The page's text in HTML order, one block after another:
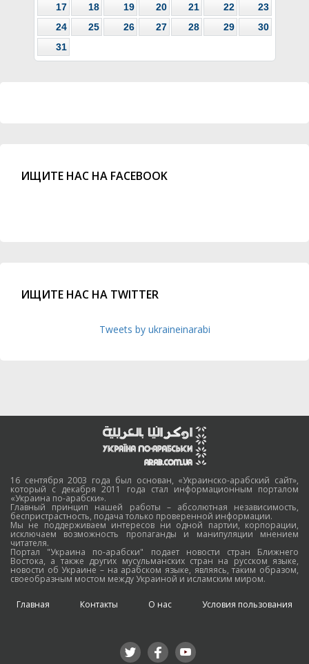
17
18 19 20 21 22
23
24
25 26 27 28 29
30
31
ИЩИТЕ НАС НА FACEBOOK
ИЩИТЕ НАС НА TWITTER
Tweets by ukraineinarabi
16 сентября 2003 года был основан, «Украинско-арабский сайт»,
который с декабря 2011 года стал информационным порталом
«Украина по-арабски».
Главный принцип нашей работы – абсолютная независимость,
беспристрастность, подача только проверенной информации.
Мы не поддерживаем интересов ни одной партии, корпорации,
исключаем возможность пропаганды и манипуляции мнением
читателя.
Портал "Украина по-арабски" подает новости стран Ближнего
Востока, а также других мусульманских стран на русском языке,
новости об Украине – на арабском языке, являясь, таким образом,
своеобразным мостом между Украиной и исламским миром.
Главная Контакты О нас Условия пользования